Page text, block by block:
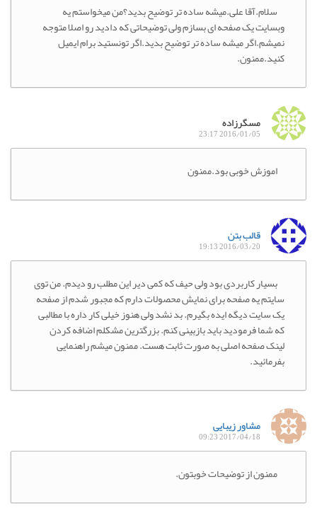
سلام.آقا علی.میشه ساده تر توضیح بدید؟من میخواستم یه
وبسایت یک صفحه ای بسازم ولی توضیحاتی که دادید رو اصلا متوجه
نمیشم.اگر میشه ساده تر توضیح بدید.اگر تونستید برام ایمیل
کنید.ممنون.
مسگرزاده
2016/01/05 23:17
اموزش خوبی بود.ممنون
قالب بتن
2016/03/20 19:13
بسیار کاربردی بود ولی حیف که کمی دیر این مطلب رو دیدم. من توی
سایتم یه صفحه برای نمایش محصولات دارم که مجبور شدم از صفحه
یک سایت دیگه ایده بگیرم. بد نشد ولی هنوز خیلی کار داره با مطالبی
که شما فرمودید باید بازبینی کنم. بزرگترین مشکلم اضافه کردن
لینک صفحه اصلی به صورت ثابت هست. ممنون میشم راهنمایی
بفرمائید.
مشاور زیبایی
2017/04/18 09:23
ممنون از توضیحات خوبتون.